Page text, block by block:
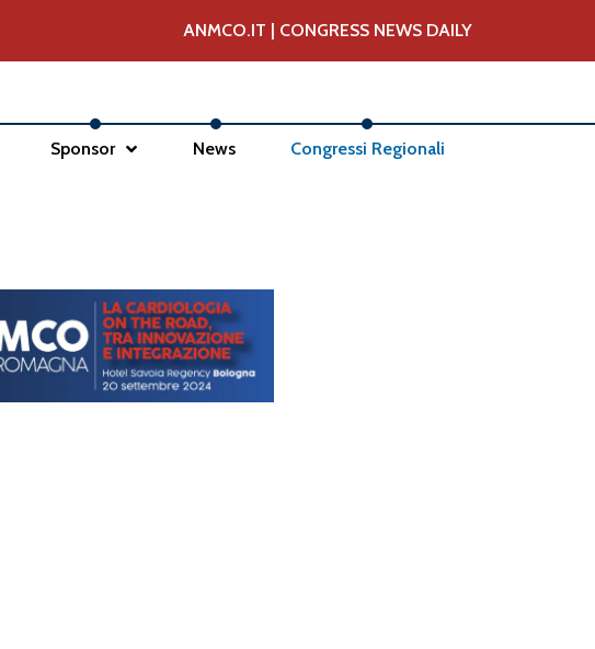
ANMCO.IT | CONGRESS NEWS DAILY
Sponsor News Congressi Regionali